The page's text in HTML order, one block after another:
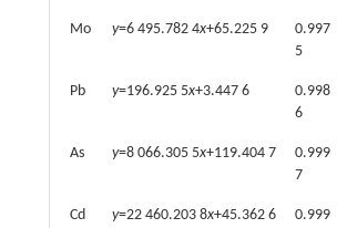
Mo y=6 495.782 4x+65.225 9
0.997
5
Pb y=196.925 5x+3.447 6
0.998
6
As y=8 066.305 5x+119.404 7
0.999
7
Cd y=22 460.203 8x+45.362 6
0.999